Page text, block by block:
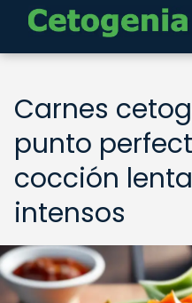
Carnes
punto
cocción
intensos